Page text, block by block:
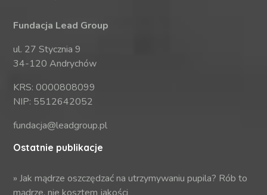
Fundacja Lead Group
ul. 27 Stycznia 9
34-120 Andrychów
KRS: 0000808099
NIP: 5512642052
fundacja@leadgroup.pl
Ostatnie publikacje
»Jak mądrze oszczędzać na utrzymywaniu pupila? Rób to